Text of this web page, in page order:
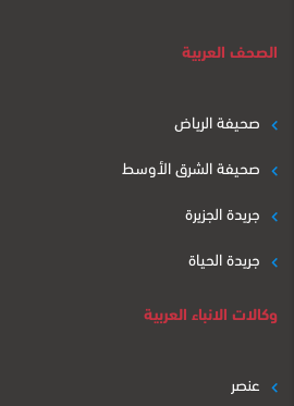
الصحف العربية
صحيفة الرياض
صحيفة الشرق الأوسط
جريدة الجزيرة
جريدة الحياة
وكالات الانباء العربية
عنصر